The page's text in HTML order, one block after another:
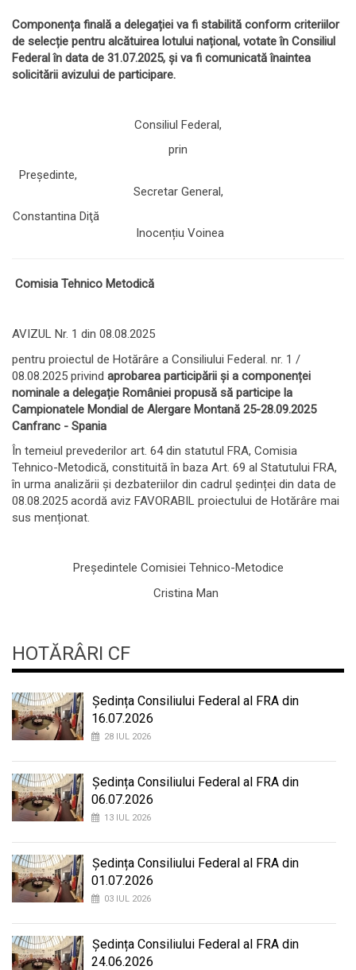
Componența finală a delegației va fi stabilită conform criteriilor
de selecție pentru alcătuirea lotului național, votate în Consiliul
Federal în data de 31.07.2025, și va fi comunicată înaintea
solicitării avizului de participare.
Consiliul Federal,
prin
Președinte,
Secretar General,
Constantina Diţă
Inocențiu Voinea
Comisia Tehnico Metodică
AVIZUL Nr. 1 din 08.08.2025
pentru proiectul de Hotărâre a Consiliului Federal. nr. 1 /
08.08.2025 privind aprobarea participării și a componenței
nominale a delegație României propusă să participe la
Campionatele Mondial de Alergare Montană 25-28.09.2025
Canfranc - Spania
În temeiul prevederilor art. 64 din statutul FRA, Comisia
Tehnico-Metodică, constituită în baza Art. 69 al Statutului FRA,
în urma analizării și dezbateriilor din cadrul ședinței din data de
08.08.2025 acordă aviz FAVORABIL proiectului de Hotărâre mai
sus menționat.
Președintele Comisiei Tehnico-Metodice
Cristina Man
HOTĂRÂRI CF
Ședința Consiliului Federal al FRA din
16.07.2026
28 IUL 2026
Ședința Consiliului Federal al FRA din
06.07.2026
13 IUL 2026
Ședința Consiliului Federal al FRA din
01.07.2026
03 IUL 2026
Ședința Consiliului Federal al FRA din
24.06.2026